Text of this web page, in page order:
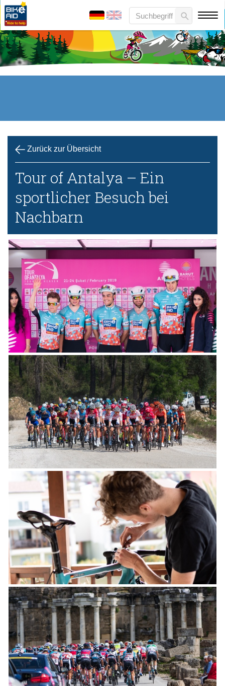
Zurück zur Übersicht
Tour of Antalya – Ein
sportlicher Besuch bei
Nachbarn